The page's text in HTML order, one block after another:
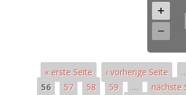
« erste Seite ‹ vorherige Seite
56
57 58 59 … nächste